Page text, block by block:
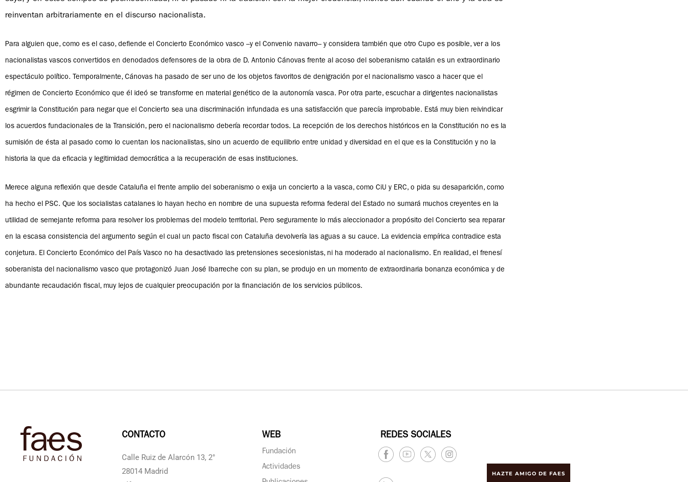
reinventan arbitrariamente en el discurso nacionalista.
Para alguien que, como es el caso, defiende el Concierto Económico vasco –y el Convenio navarro– y considera también que otro Cupo es posible, ver a los
nacionalistas vascos convertidos en denodados defensores de la obra de D. Antonio Cánovas frente al acoso del soberanismo catalán es un extraordinario
espectáculo político. Temporalmente, Cánovas ha pasado de ser uno de los objetos favoritos de denigración por el nacionalismo vasco a hacer que el
régimen de Concierto Económico que él ideó se transforme en material genético de la autonomía vasca. Por otra parte, escuchar a dirigentes nacionalistas
esgrimir la Constitución para negar que el Concierto sea una discriminación infundada es una satisfacción que parecía improbable. Está muy bien reivindicar
los acuerdos fundacionales de la Transición, pero el nacionalismo debería recordar todos. La recepción de los derechos históricos en la Constitución no es la
sumisión de ésta al pasado como lo cuentan los nacionalistas, sino un acuerdo de equilibrio entre unidad y diversidad en el que es la Constitución y no la
historia la que da eficacia y legitimidad democrática a la recuperación de esas instituciones.
Merece alguna reflexión que desde Cataluña el frente amplio del soberanismo o exija un concierto a la vasca, como CiU y ERC, o pida su desaparición, como
ha hecho el PSC. Que los socialistas catalanes lo hayan hecho en nombre de una supuesta reforma federal del Estado no sumará muchos creyentes en la
utilidad de semejante reforma para resolver los problemas del modelo territorial. Pero seguramente lo más aleccionador a propósito del Concierto sea reparar
en la escasa consistencia del argumento según el cual un pacto fiscal con Cataluña devolvería las aguas a su cauce. La evidencia empírica contradice esta
conjetura. El Concierto Económico del País Vasco no ha desactivado las pretensiones secesionistas, ni ha moderado al nacionalismo. En realidad, el frenesí
soberanista del nacionalismo vasco que protagonizó Juan José Ibarreche con su plan, se produjo en un momento de extraordinaria bonanza económica y de
abundante recaudación fiscal, muy lejos de cualquier preocupación por la financiación de los servicios públicos.
CONTACTO
Calle Ruiz de Alarcón 13, 2°
28014 Madrid
WEB
Fundación
Actividades
REDES SOCIALES
HAZTE AMIGO DE FAES